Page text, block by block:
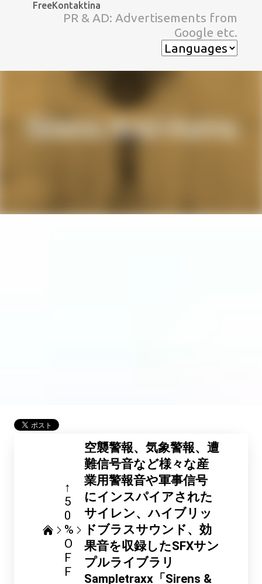
スキップしてメイン コンテンツに移動
FreeKontaktina
PR & AD: Advertisements from
Google etc.
↑
5
0
%
O
F
F
空襲警報、気象警報、遭
難信号音など様々な産
業用警報音や軍事信号
にインスパイアされた
サイレン、ハイブリッ
ドブラスサウンド、効
果音を収録したSFXサン
プルライブラリ
Sampletraxx「Sirens &